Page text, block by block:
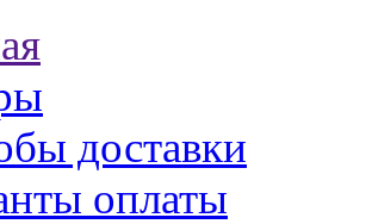
доставки
оплаты